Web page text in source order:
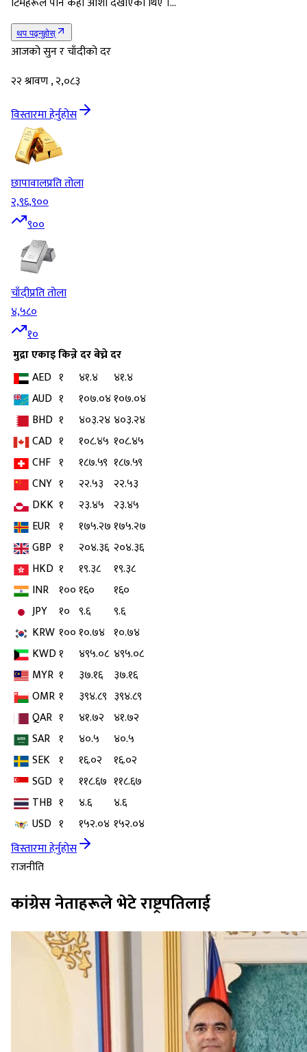
थप पढ्नुहोस्
आजको सुन र चाँदीको दर
२२ श्रावण , २,०८३
विस्तारमा हेर्नुहोस
छापावालप्रति तोला
२,९६,९००
९००
चाँदीप्रति तोला
४,५८०
१०
मुद्राएकाइकिन्ने दरबेच्ने दर
AED १ ४१.४
४१.४
AUD १ १०७.०४१०७.०४
BHD १ ४०३.२४ ४०३.२४
CAD १ १०८.४५ १०८.४५
CHF १ १८७.५९ १८७.५९
CNY १ २२.५३
२२.५३
DKK १ २३.४५ २३.४५
EUR १ १७५.२७१७५.२७
GBP १ २०४.३६ २०४.३६
HKD १ १९.३८
१९.३८
INR १००१६०
१६०
JPY
१० ९.६
९.६
KRW १००१०.७४ १०.७४
KWD१ ४९५.०८ ४९५.०८
MYR १ ३७.१६
३७.१६
OMR १ ३९४.८९ ३९४.८९
QAR १ ४१.७२ ४१.७२
SAR १ ४०.५
४०.५
SEK १ १६.०२
१६.०२
SGD १ ११८.६७ ११८.६७
THB १ ४.६
४.६
USD १ १५२.०४ १५२.०४
विस्तारमा हेर्नुहोस
राजनीति
कांग्रेस नेताहरूले भेटे राष्ट्रपतिलाई